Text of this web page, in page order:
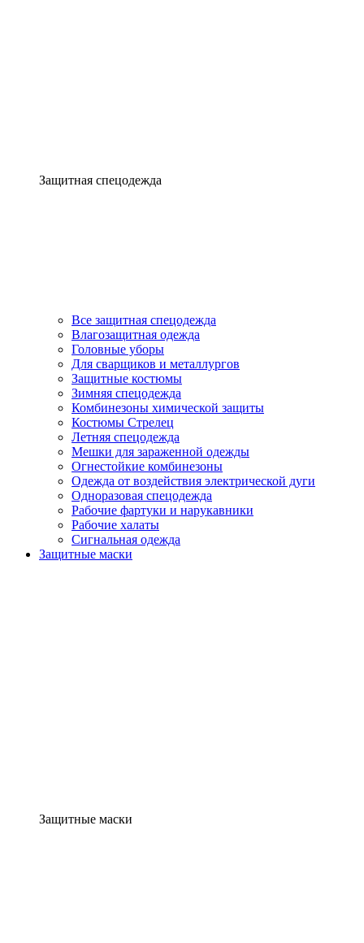
Защитная спецодежда
Все защитная спецодежда
Влагозащитная одежда
Головные уборы
Для сварщиков и металлургов
Защитные костюмы
Зимняя спецодежда
Комбинезоны химической защиты
Костюмы Стрелец
Летняя спецодежда
Мешки для зараженной одежды
Огнестойкие комбинезоны
Одежда от воздействия электрической дуги
Одноразовая спецодежда
Рабочие фартуки и нарукавники
Рабочие халаты
Сигнальная одежда
Защитные маски
Защитные маски